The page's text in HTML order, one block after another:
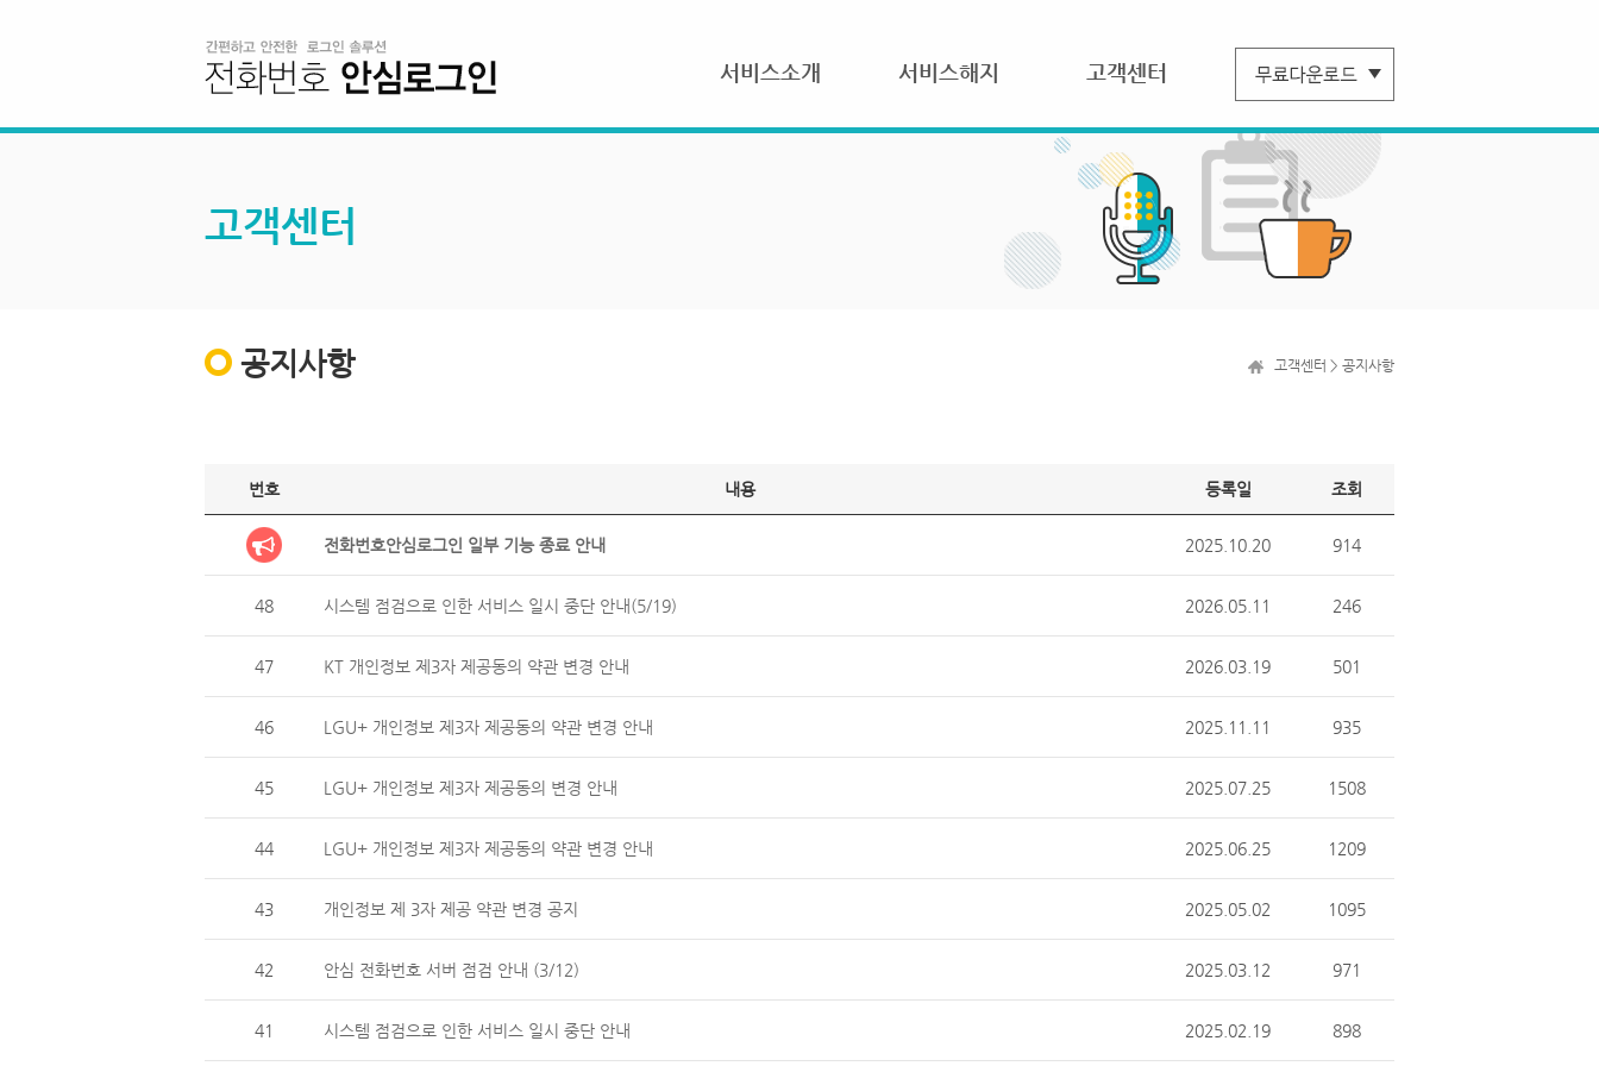
서비스소개 서비스해지 고객센터
고객센터
공지사항 고객센터 > 공지사항
번호 내용 등록일 조회
전화번호안심로그인 일부 기능 종료 안내 2025.10.20 914
48 시스템 점검으로 인한 서비스 일시 중단 안내(5/19) 2026.05.11 246
47 KT 개인정보 제3자 제공동의 약관 변경 안내 2026.03.19 501
46 LGU+ 개인정보 제3자 제공동의 약관 변경 안내 2025.11.11 935
45 LGU+ 개인정보 제3자 제공동의 변경 안내 2025.07.25 1508
44 LGU+ 개인정보 제3자 제공동의 약관 변경 안내 2025.06.25 1209
43 개인정보 제 3자 제공 약관 변경 공지 2025.05.02 1095
42 안심 전화번호 서버 점검 안내 (3/12) 2025.03.12 971
41 시스템 점검으로 인한 서비스 일시 중단 안내 2025.02.19 898